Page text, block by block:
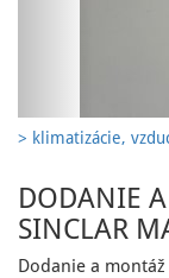
> klimatizácie,
DODANIE
SINCLAR
Dodanie a